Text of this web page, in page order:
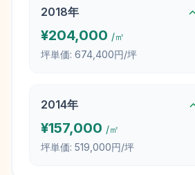
2018年
¥204,000 /㎡
坪単価: 674,400円/坪
2014年
¥157,000 /㎡
坪単価: 519,000円/坪